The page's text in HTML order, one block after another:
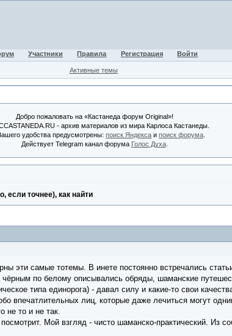
Участники Правила Регистрация Войти
Активные темы
Добро пожаловать на «Кастанеда форум Original»!
- архив материалов из мира Карлоса Кастанеды.
удобства предусмотрены:поиск Яндекса ипоиск форума
Действует Telegram канал форума Голос Духа.
если точнее), как найти
эти самые тотемы. В инете постоянно встречались
чёрным по белому описывались обряды, шаманские
типа единорога) - давал силу и какие-то свои
впечатлительных лиц, которые даже лечиться могут
не то и не так.
Мой взгляд - чисто шаманско-практический. Из